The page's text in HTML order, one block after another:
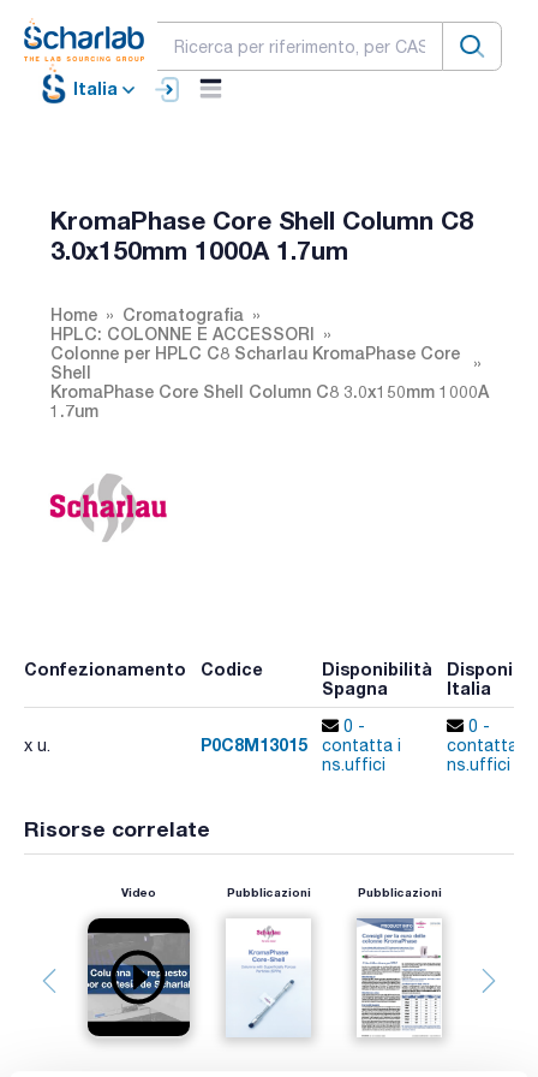
Italia
KromaPhase Core Shell Column C8
3.0x150mm 1000A 1.7um
Home
Cromatografia
HPLC: COLONNE E ACCESSORI
Colonne per HPLC C8 Scharlau KromaPhase Core
Shell
KromaPhase Core Shell Column C8 3.0x150mm 1000A
1.7um
Confezionamento Codice
Disponibilità
Spagna
Italia
x u. P0C8M13015
0 -
contatta i
ns.uffici
0 -
contatta i
ns.uffici
Risorse correlate
Video Pubblicazioni Pubblicazioni